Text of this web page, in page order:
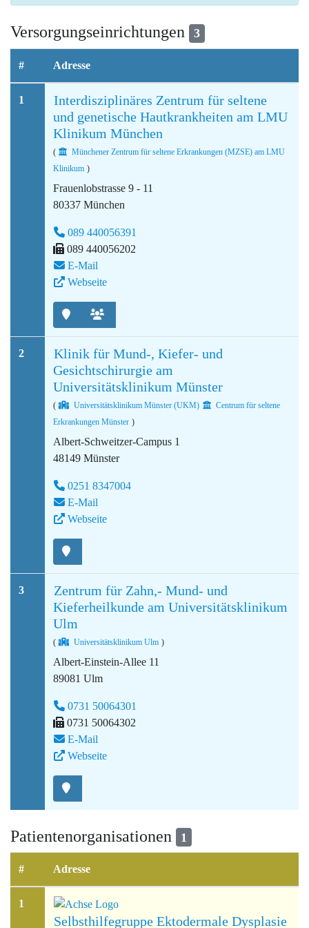
Versorgungseinrichtungen 3
# Adresse
1
Interdisziplinäres Zentrum für seltene
und genetische Hautkrankheiten am LMU
Klinikum München
(
Münchener Zentrum für seltene Erkrankungen (MZSE) am LMU
Klinikum )
Frauenlobstrasse 9 - 11
80337 München
089 440056391
089 440056202
E-Mail
Webseite
2
Klinik für Mund-, Kiefer- und
Gesichtschirurgie am
Universitätsklinikum Münster
( Universitätsklinikum Münster (UKM)
Centrum für seltene
Erkrankungen Münster )
Albert-Schweitzer-Campus 1
48149 Münster
0251 8347004
E-Mail
Webseite
3
Zentrum für Zahn,- Mund- und
Kieferheilkunde am Universitätsklinikum
Ulm
( Universitätsklinikum Ulm )
Albert-Einstein-Allee 11
89081 Ulm
0731 50064301
0731 50064302
E-Mail
Webseite
Patientenorganisationen 1
# Adresse
1
Selbsthilfegruppe Ektodermale Dysplasie